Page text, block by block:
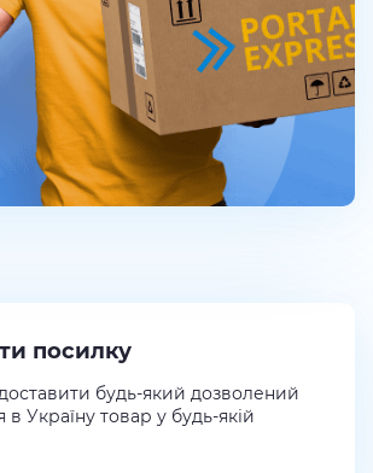
посилку
будь-який дозволений
в Україну товар у будь-якій